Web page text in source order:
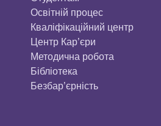
Освітній процес
Кваліфікаційний центр
Центр Кар’єри
Методична робота
Бібліотека
Безбар’єрність